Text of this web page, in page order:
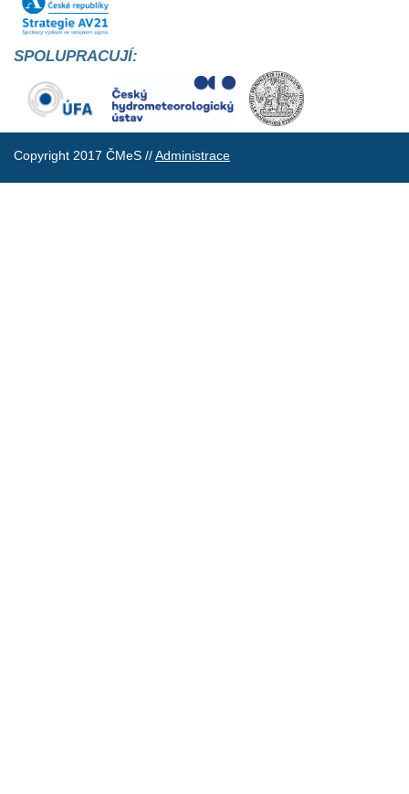
SPOLUPRACUJÍ:
Copyright 2017 ČMeS //Administrace